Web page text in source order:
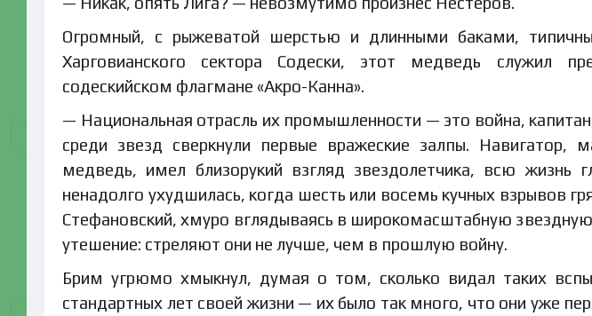
Огромный, с рыжеватой шерстью и длинными баками,
Харговианского сектора Содески, этот медведь служил
содескийском флагмане «Акро-Канна».
— Национальная отрасль их промышленности — это война,
среди звезд сверкнули первые вражеские залпы. Навигатор,
медведь, имел близорукий взгляд звездолетчика, всю жизнь
ненадолго ухудшилась, когда шесть или восемь кучных взрывов
Стефановский, хмуро вглядываясь в широкомасштабную
утешение: стреляют они не лучше, чем в прошлую войну.
Брим угрюмо хмыкнул, думая о том, сколько видал таких
стандартных лет своей жизни — их было так много, что они уже